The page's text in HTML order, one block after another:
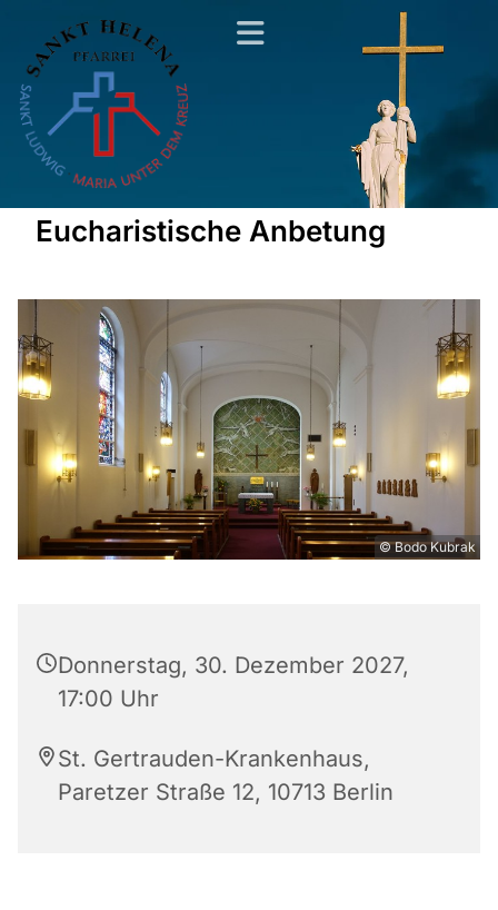
Eucharistische Anbetung
© Bodo Kubrak
Donnerstag, 30. Dezember 2027,
17:00 Uhr
St. Gertrauden-Krankenhaus,
Paretzer Straße 12, 10713 Berlin